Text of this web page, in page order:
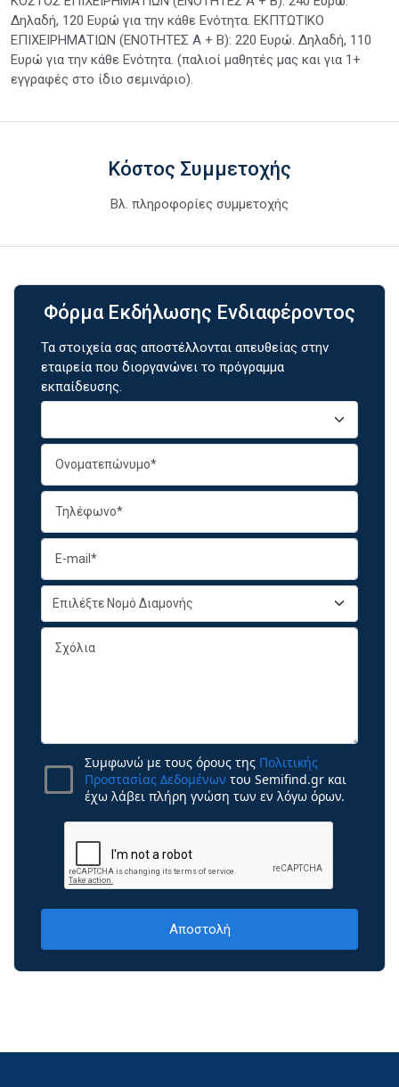
Δηλαδή, 120 Ευρώ για την κάθε Ενότητα. ΕΚΠΤΩΤΙΚΟ
ΕΠΙΧΕΙΡΗΜΑΤΙΩΝ (ΕΝΟΤΗΤΕΣ Α + Β): 220 Eυρώ. Δηλαδή, 110
Ευρώ για την κάθε Ενότητα. (παλιοί μαθητές μας και για 1+
εγγραφές στο ίδιο σεμινάριο).
Κόστος Συμμετοχής
Βλ. πληροφορίες συμμετοχής
Φόρμα Εκδήλωσης Ενδιαφέροντος
Τα στοιχεία σας αποστέλλονται απευθείας στην
εταιρεία που διοργανώνει το πρόγραμμα
εκπαίδευσης.
Συμφωνώ με τους όρους της Πολιτικής
Προστασίας Δεδομένων του Semifind.gr και
έχω λάβει πλήρη γνώση των εν λόγω όρων.